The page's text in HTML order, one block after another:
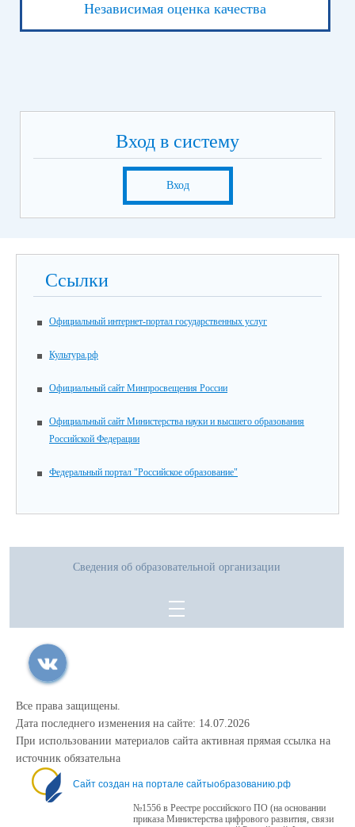
Независимая оценка качества
Вход в систему
Вход
Ссылки
Официальный интернет-портал государственных услуг
Культура.рф
Официальный сайт Минпросвещения России
Официальный сайт Министерства науки и высшего образования
Российской Федерации
Федеральный портал "Российское образование"
Сведения об образовательной организации
Все права защищены.
Дата последнего изменения на сайте: 14.07.2026
При использовании материалов сайта активная прямая ссылка на
источник обязательна
Сайт создан на портале сайтыобразованию.рф
№1556 в Реестре российского ПО (на основании
приказа Министерства цифрового развития, связи